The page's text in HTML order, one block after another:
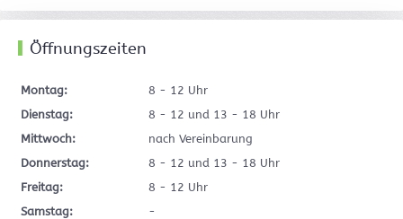
Öffnungszeiten
Montag:
8 - 12 Uhr
Dienstag:
8 - 12 und 13 - 18 Uhr
Mittwoch:
nach Vereinbarung
Donnerstag:
8 - 12 und 13 - 18 Uhr
Freitag:
8 - 12 Uhr
Samstag:
-